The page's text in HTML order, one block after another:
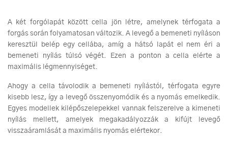
A két forgólapát között cella jön létre, amelynek térfogata a
forgás során folyamatosan változik. A levegő a bemeneti nyíláson
keresztül belép egy cellába, amíg a hátsó lapát el nem éri a
bemeneti nyílás túlsó végét. Ezen a ponton a cella elérte a
maximális légmennyiséget.
Ahogy a cella távolodik a bemeneti nyílástól, térfogata egyre
kisebb lesz, így a levegő összenyomódik és a nyomás emelkedik.
Egyes modellek kilépőszelepekkel vannak felszerelve a kimeneti
nyílás mellett, amelyek megakadályozzák a kifújt levegő
visszaáramlását a maximális nyomás elértekor.